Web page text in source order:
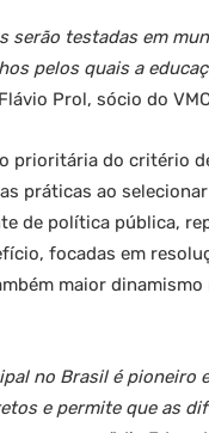
serão testadas em
pelos quais a
Prol, sócio do
prioritária do critério
práticas ao
de política pública,
focadas em
maior dinamismo
no Brasil é pioneiro
e permite que as